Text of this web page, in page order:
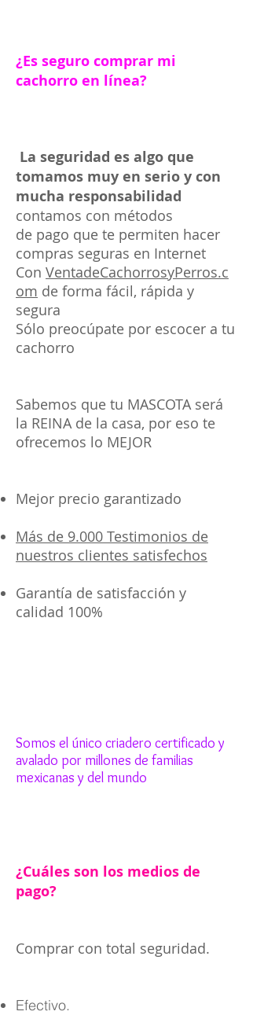
¿Es seguro comprar mi
cachorro en línea?
La seguridad es algo que
tomamos muy en serio y con
mucha responsabilidad
contamos con métodos
de pago que te permiten hacer
compras seguras en Internet
Con VentadeCachorrosyPerros.c
om de forma fácil, rápida y
segura
Sólo preocúpate por escocer a tu
cachorro
Sabemos que tu MASCOTA será
la REINA de la casa, por eso te
ofrecemos lo MEJOR
Mejor precio garantizado
Más de 9.000 Testimonios de
nuestros clientes satisfechos
Garantía de satisfacción y
calidad 100%
Somos el único criadero certificado y
avalado por millones de familias
mexicanas y del mundo
¿Cuáles son los medios de
pago?
Comprar con total seguridad.
Efectivo.